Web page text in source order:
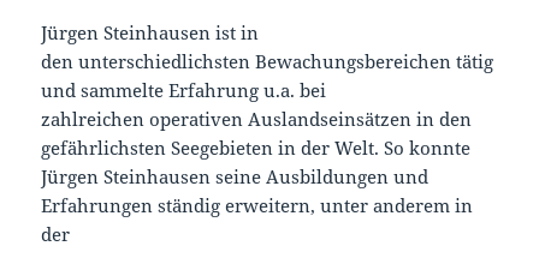
Jürgen Steinhausen ist in
den unterschiedlichsten Bewachungsbereichen tätig
und sammelte Erfahrung u.a. bei
zahlreichen operativen Auslandseinsätzen in den
gefährlichsten Seegebieten in der Welt. So konnte
Jürgen Steinhausen seine Ausbildungen und
Erfahrungen ständig erweitern, unter anderem in
der